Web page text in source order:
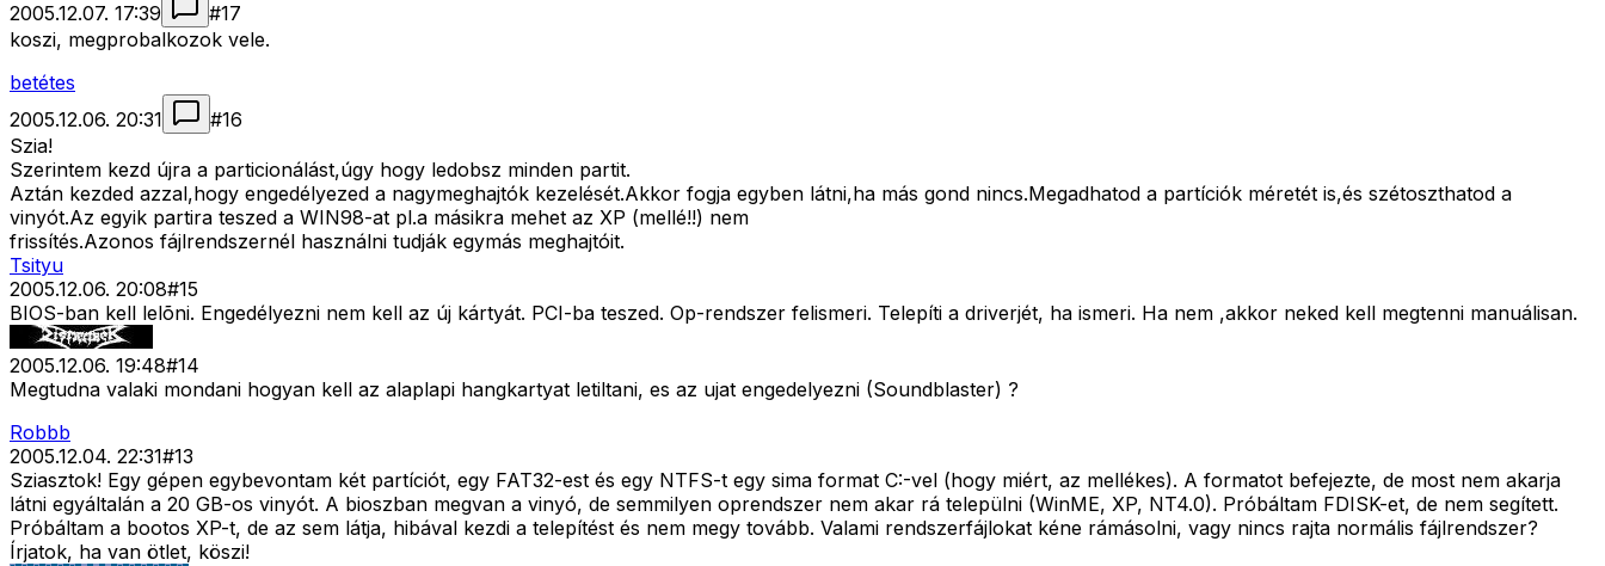
2005.12.07. 17:39 #17
koszi, megprobalkozok vele.
betétes
2005.12.06. 20:31
#16
Szia!
Szerintem kezd újra a particionálást,úgy hogy ledobsz minden partit.
Aztán kezded azzal,hogy engedélyezed a nagymeghajtók kezelését.Akkor fogja egyben látni,ha más gond nincs.Megadhatod a partíciók méretét is,és szétoszthatod a
vinyót.Az egyik partira teszed a WIN98-at pl.a másikra mehet az XP (mellé!!) nem
frissítés.Azonos fájlrendszernél használni tudják egymás meghajtóit.
Tsityu
2005.12.06. 20:08#15
BIOS-ban kell lelõni. Engedélyezni nem kell az új kártyát. PCI-ba teszed. Op-rendszer felismeri. Telepíti a driverjét, ha ismeri. Ha nem ,akkor neked kell megtenni manuálisan.
2005.12.06. 19:48#14
Megtudna valaki mondani hogyan kell az alaplapi hangkartyat letiltani, es az ujat engedelyezni (Soundblaster) ?
Robbb
2005.12.04. 22:31#13
Sziasztok! Egy gépen egybevontam két partíciót, egy FAT32-est és egy NTFS-t egy sima format C:-vel (hogy miért, az mellékes). A formatot befejezte, de most nem akarja
látni egyáltalán a 20 GB-os vinyót. A bioszban megvan a vinyó, de semmilyen oprendszer nem akar rá települni (WinME, XP, NT4.0). Próbáltam FDISK-et, de nem segített.
Próbáltam a bootos XP-t, de az sem látja, hibával kezdi a telepítést és nem megy tovább. Valami rendszerfájlokat kéne rámásolni, vagy nincs rajta normális fájlrendszer?
Írjatok, ha van ötlet, köszi!